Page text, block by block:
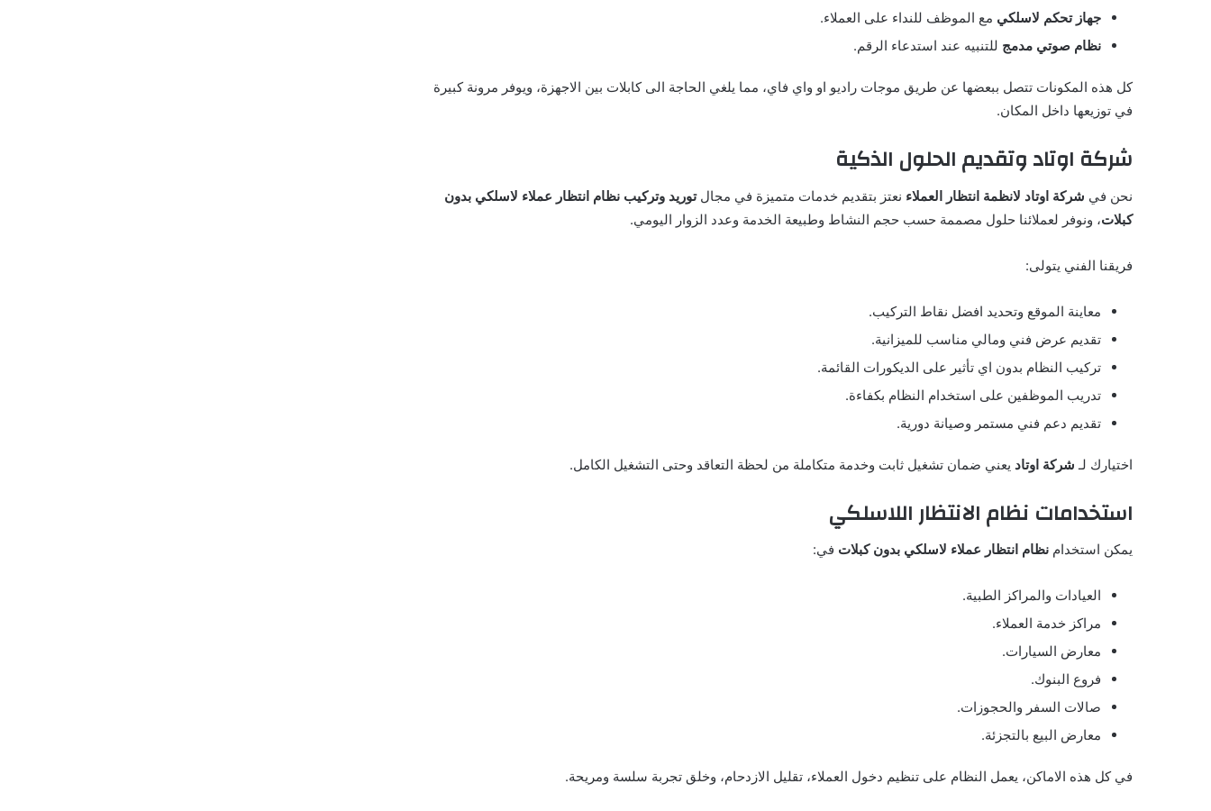
جهاز تحكم لاسلكي مع الموظف للنداء على العملاء.
نظام صوتي مدمج للتنبيه عند استدعاء الرقم.
كل هذه المكونات تتصل ببعضها عن طريق موجات راديو او واي فاي، مما يلغي الحاجة الى كابلات بين الاجهزة، ويوفر مرونة كبيرة
في توزيعها داخل المكان.
شركة اوتاد وتقديم الحلول الذكية
نحن في شركة اوتاد لانظمة انتظار العملاء نعتز بتقديم خدمات متميزة في مجالتوريد وتركيب نظام انتظار عملاء لاسلكي بدون
كبلات، ونوفر لعملائنا حلول مصممة حسب حجم النشاط وطبيعة الخدمة وعدد الزوار اليومي.
فريقنا الفني يتولى:
معاينة الموقع وتحديد افضل نقاط التركيب.
تقديم عرض فني ومالي مناسب للميزانية.
تركيب النظام بدون اي تأثير على الديكورات القائمة.
تدريب الموظفين على استخدام النظام بكفاءة.
تقديم دعم فني مستمر وصيانة دورية.
اختيارك لـ شركة اوتاد يعني ضمان تشغيل ثابت وخدمة متكاملة من لحظة التعاقد وحتى التشغيل الكامل.
استخدامات نظام الانتظار اللاسلكي
يمكن استخدام نظام انتظار عملاء لاسلكي بدون كبلات في:
العيادات والمراكز الطبية.
مراكز خدمة العملاء.
معارض السيارات.
فروع البنوك.
صالات السفر والحجوزات.
معارض البيع بالتجزئة.
في كل هذه الاماكن، يعمل النظام على تنظيم دخول العملاء، تقليل الازدحام، وخلق تجربة سلسة ومريحة.